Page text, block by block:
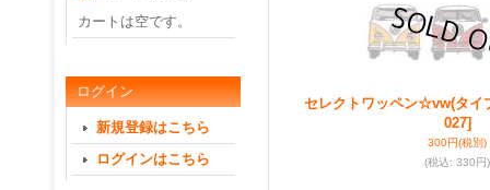
カートは空です。
ログイン
新規登録はこちら
ログインはこちら
セレクトワッペン☆vw(タイ
027]
300円(税別)
(税込: 330円)